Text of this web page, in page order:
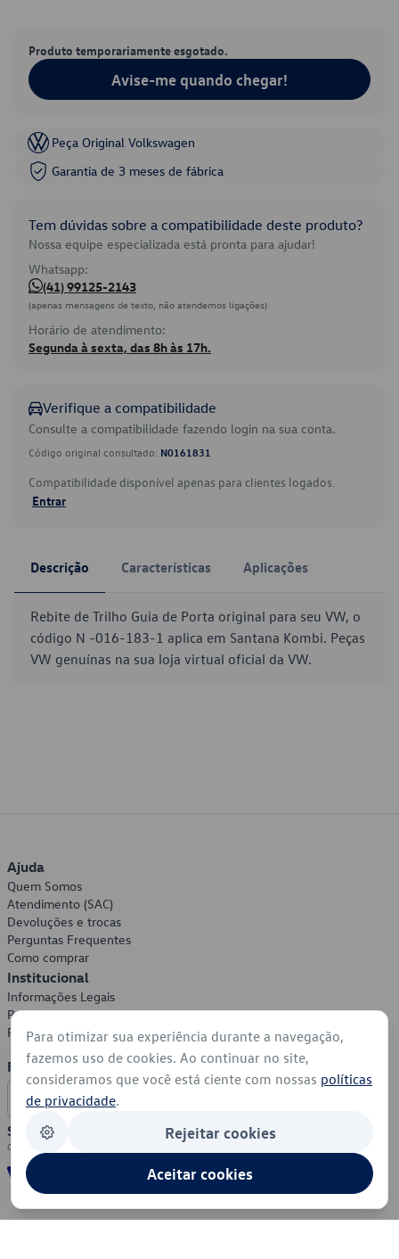
Produto temporariamente esgotado.
Avise-me quando chegar!
Peça Original Volkswagen
Garantia de 3 meses de fábrica
Tem dúvidas sobre a compatibilidade deste produto?
Nossa equipe especializada está pronta para ajudar!
Whatsapp:
(41) 99125-2143
(apenas mensagens de texto, não atendemos ligações)
Horário de atendimento:
Segunda à sexta, das 8h às 17h.
Verifique a compatibilidade
Consulte a compatibilidade fazendo login na sua conta.
Código original consultado: N0161831
Compatibilidade disponível apenas para clientes logados.
Entrar
Descrição Características Aplicações
Rebite de Trilho Guia de Porta original para seu VW, o
código N -016-183-1 aplica em Santana Kombi. Peças
VW genuínas na sua loja virtual oficial da VW.
Ajuda
Quem Somos
Atendimento (SAC)
Devoluções e trocas
Perguntas Frequentes
Como comprar
Institucional
Informações Legais
Política de Privacidade
Política de Cookies
Formas de Pagamento
Segurança
Para otimizar sua experiência durante a navegação,
fazemos uso de cookies. Ao continuar no site,
consideramos que você está ciente com nossas políticas
de privacidade.
Rejeitar cookies
Aceitar cookies